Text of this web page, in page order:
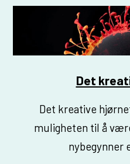
Det
Det kreative
muligheten til å
nybegynner